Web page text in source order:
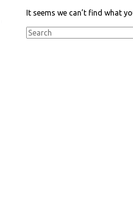
It seems we can’t find what
Search